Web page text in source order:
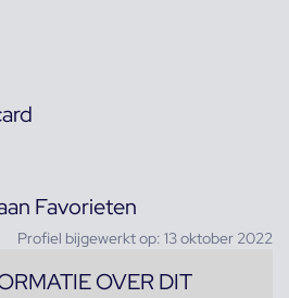
Favorieten
Profiel bijgewerkt op: 13 oktober 2022
OVER DIT